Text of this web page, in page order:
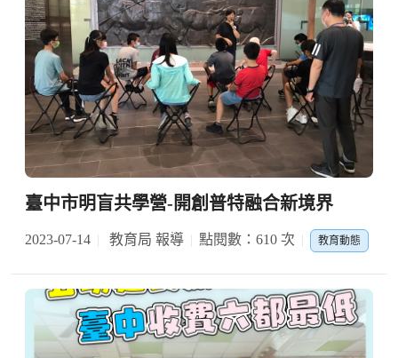
臺中市明盲共學營-開創普特融合新境界
2023-07-14 教育局 報導 點閱數：610 次 教育動態